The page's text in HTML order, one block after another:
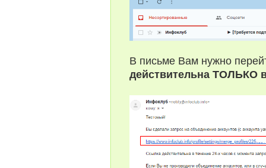
В письме Вам нужно
действительна ТОЛЬКО